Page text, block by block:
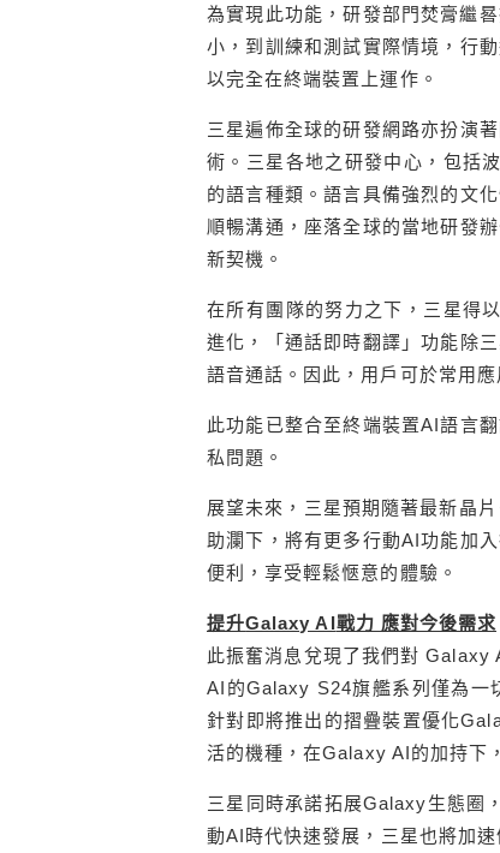
為實現此功能，研發部門焚膏繼
小，到訓練和測試實際情境，行
以完全在終端裝置上運作。
三星遍佈全球的研發網路亦扮演
術。三星各地之研發中心，包括波
的語言種類。語言具備強烈的文
順暢溝通，座落全球的當地研發
新契機。
在所有團隊的努力之下，三星得
進化，「通話即時翻譯」功能除
語音通話。因此，用戶可於常用
此功能已整合至終端裝置AI語言
私問題。
展望未來，三星預期隨著最新晶
助瀾下，將有更多行動AI功能加
便利，享受輕鬆愜意的體驗。
提升Galaxy AI戰力 應對今後需求
此振奮消息兌現了我們對 Galaxy
AI 的Galaxy S24旗艦系列僅為一
針對即將推出的摺疊裝置優化
活的機種，在Galaxy AI的加持下
三星同時承諾拓展Galaxy生態圈
動AI 時代快速發展，三星也將加